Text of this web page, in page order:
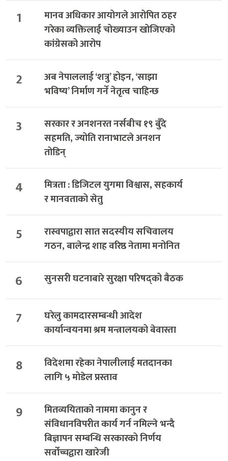
1
मानव अधिकार आयोगले आरोपित ठहर
गरेका व्यक्तिलाई चोख्याउन खोजिएको
कांग्रेसको आरोप
2
अब नेपाललाई ‘शत्रु’ होइन, ‘साझा
भविष्य’ निर्माण गर्ने नेतृत्व चाहिन्छ
3
सरकार र अनशनरत नर्सबीच १९ बुँदे
सहमति, ज्योति रानाभाटले अनशन
तोडिन्
4
मित्रता : डिजिटल युगमा विश्वास, सहकार्य
र मानवताको सेतु
5
रास्वपाद्वारा सात सदस्यीय सचिवालय
गठन, बालेन्द्र शाह वरिष्ठ नेतामा मनोनित
6 सुनसरी घटनाबारे सुरक्षा परिषद्को बैठक
7
घरेलु कामदारसम्बन्धी आदेश
कार्यान्वयनमा श्रम मन्त्रालयको बेवास्ता
8
विदेशमा रहेका नेपालीलाई मतदानका
लागि ५ मोडेल प्रस्ताव
9
मितव्ययिताको नाममा कानुन र
संविधानविपरीत कार्य गर्न नमिल्ने भन्दै
बिज्ञापन सम्बन्धि सरकारको निर्णय
सर्वोच्चद्वारा खारेजी